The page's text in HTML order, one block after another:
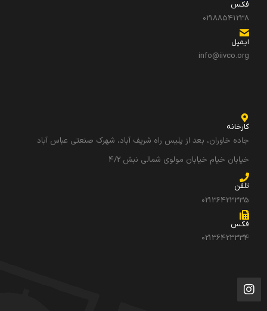
فکس
02188541238
ایمیل
info@iivco.org
کارخانه
جاده خاوران، بعد از پلیس راه شریف آباد، شهرک صنعتی عباس آباد
خیابان خیام خیابان مولوی شمالی نبش 4/2
تلفن
02136423335
فکس
02136423334